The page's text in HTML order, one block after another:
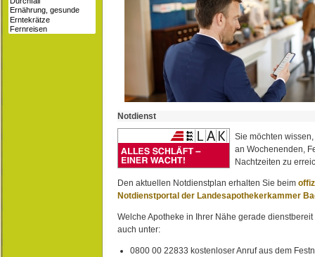
Notdienst
Sie möchten
an Wochenenden,
Nachtzeiten zu
Den aktuellen Notdienstplan erhalten Sie beim
Notdienstportal der Landesapothekerkammer
Welche Apotheke in Ihrer Nähe gerade
auch unter:
0800 00 22833 kostenloser Anruf aus dem